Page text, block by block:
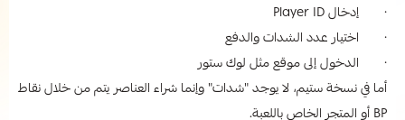
· إدخال Player ID
· اختيار عدد الشدات والدفع
· الدخول إلى موقع مثل لوك ستور
أما في نسخة ستيم، لا يوجد "شدات" وإنما شراء العناصر يتم من خلال نقاط
BP أو المتجر الخاص باللعبة.